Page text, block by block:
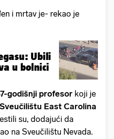
i mrtav je- rekao je
Ubili
u bolnici
godišnji profesor koji je
Sveučilištu East Carolina
su, dodajući da
na Sveučilištu Nevada.